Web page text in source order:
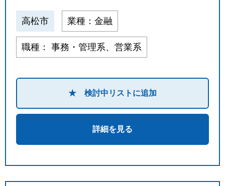
高松市 業種：金融
職種： 事務・管理系、営業系
★ 検討中リストに追加
詳細を見る